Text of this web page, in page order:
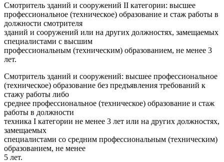
Смотритель зданий и сооружений II категории: высшее
профессиональное (техническое) образование и стаж работы в
должности смотрителя
зданий и сооружений или на других должностях, замещаемых
специалистами с высшим
профессиональным (техническим) образованием, не менее 3
лет.
Смотритель зданий и сооружений: высшее профессиональное
(техническое) образование без предъявления требований к
стажу работы либо
среднее профессиональное (техническое) образование и стаж
работы в должности
техника I категории не менее 3 лет или на других должностях,
замещаемых
специалистами со средним профессиональным (техническим)
образованием, не менее
5 лет.